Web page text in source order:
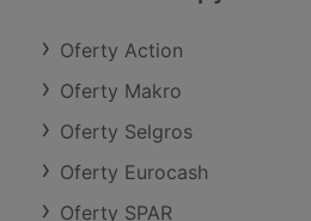
Oferty Action
Oferty Makro
Oferty Selgros
Oferty Eurocash
Oferty SPAR